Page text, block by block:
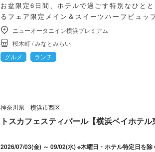
お盆限定6日間、ホテルで過ごす特別なひと
るフェア限定メイン＆スイーツハーフビュッフ
ニューオータニイン横浜プレミアム
桜木町/みなとみらい
グルメ
ランチ
神奈川県 横浜市西区
トスカフェスティバール【横浜ベイホテル
2026/07/03(金) ～ 09/02(水) ※木曜日・ホテル特定日を除